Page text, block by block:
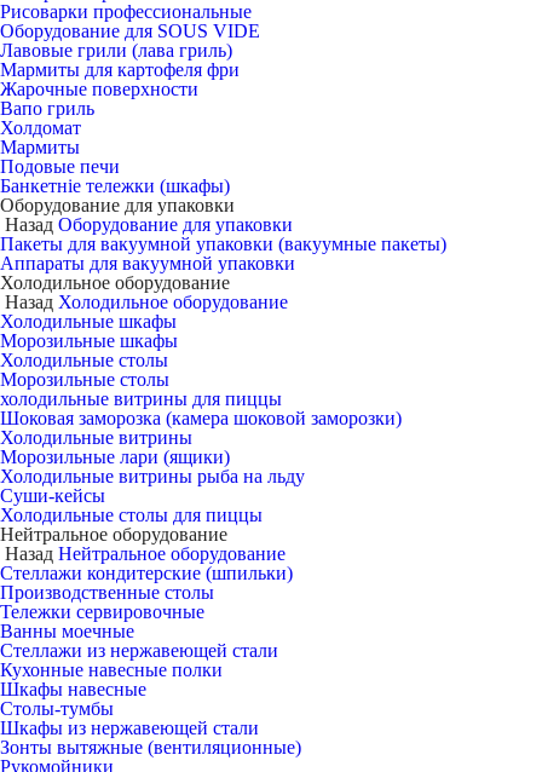
Рисоварки профессиональные
Оборудование для SOUS VIDE
Лавовые грили (лава гриль)
Мармиты для картофеля фри
Жарочные поверхности
Вапо гриль
Холдомат
Мармиты
Подовые печи
Банкетніе тележки (шкафы)
Оборудование для упаковки
Назад Оборудование для упаковки
Пакеты для вакуумной упаковки (вакуумные пакеты)
Аппараты для вакуумной упаковки
Холодильное оборудование
Назад Холодильное оборудование
Холодильные шкафы
Морозильные шкафы
Холодильные столы
Морозильные столы
холодильные витрины для пиццы
Шоковая заморозка (камера шоковой заморозки)
Холодильные витрины
Морозильные лари (ящики)
Холодильные витрины рыба на льду
Суши-кейсы
Холодильные столы для пиццы
Нейтральное оборудование
Назад Нейтральное оборудование
Стеллажи кондитерские (шпильки)
Производственные столы
Тележки сервировочные
Ванны моечные
Стеллажи из нержавеющей стали
Кухонные навесные полки
Шкафы навесные
Столы-тумбы
Шкафы из нержавеющей стали
Зонты вытяжные (вентиляционные)
Рукомойники